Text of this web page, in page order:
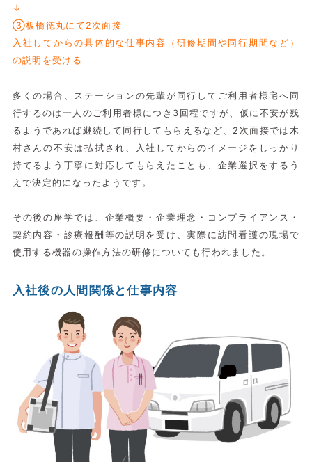
↓
③板橋徳丸にて2次面接
入社してからの具体的な仕事内容（研修期間や同行期間など）
の説明を受ける
多くの場合、ステーションの先輩が同行してご利用者様宅へ同
行するのは一人のご利用者様につき3回程ですが、仮に不安が残
るようであれば継続して同行してもらえるなど、2次面接では木
村さんの不安は払拭され、入社してからのイメージをしっかり
持てるよう丁寧に対応してもらえたことも、企業選択をするう
えで決定的になったようです。
その後の座学では、企業概要・企業理念・コンプライアンス・
契約内容・診療報酬等の説明を受け、実際に訪問看護の現場で
使用する機器の操作方法の研修についても行われました。
入社後の人間関係と仕事内容